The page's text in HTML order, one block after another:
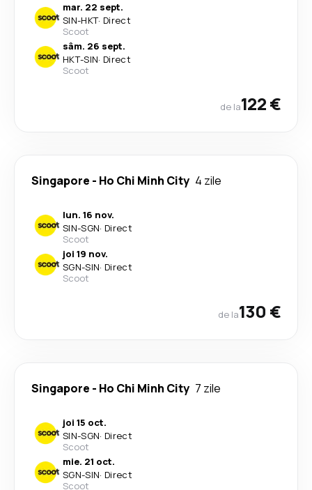
mar. 22 sept.
SIN-HKT· Direct
Scoot
sâm. 26 sept.
HKT-SIN· Direct
Scoot
de la122 €
Singapore - Ho Chi Minh City 4 zile
lun. 16 nov.
SIN-SGN· Direct
Scoot
joi 19 nov.
SGN-SIN· Direct
Scoot
de la130 €
Singapore - Ho Chi Minh City 7 zile
joi 15 oct.
SIN-SGN· Direct
Scoot
mie. 21 oct.
SGN-SIN· Direct
Scoot